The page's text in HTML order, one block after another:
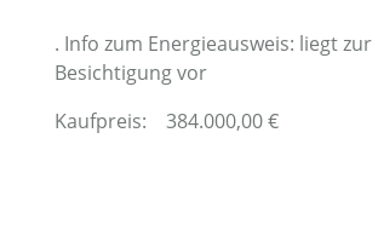
. Info zum Energieausweis: liegt zur
Besichtigung vor
Kaufpreis:
384.000,00€